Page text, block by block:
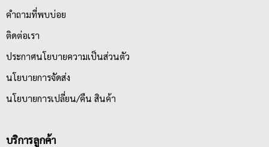
คำถามที่พบบ่อย
ติดต่อเรา
ประกาศนโยบายความเป็นส่วนตัว
นโยบายการจัดส่ง
นโยบายการเปลี่ยน/คืน สินค้า
บริการลูกค้า